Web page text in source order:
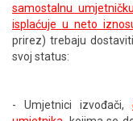
samostalnu
isplaćuje u neto
prirez) trebaju
svoj status:
- Umjetnici izvođači,